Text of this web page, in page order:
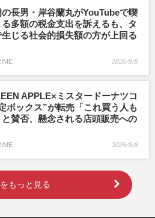
の長男・岸谷蘭丸がYouTubeで喫
多額の税金支出を訴えるも、タ
じる社会的損失額の方が上回る
2026/8/8
APPLE×ミスタードーナツコ
ボックス”が転売「これ買う人も
賛否、懸念される店頭販売への
2026/8/8
もっと見る